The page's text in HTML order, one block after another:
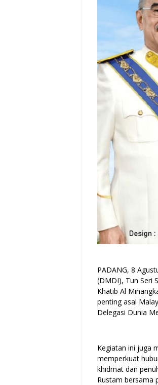
PADANG, 8
(DMDI), Tun Seri
Khatib Al
penting asal
Delegasi Dunia
Kegiatan ini juga
memperkuat
khidmat dan
Rustam bersama